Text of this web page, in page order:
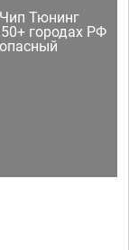
Тюнинг
городах РФ